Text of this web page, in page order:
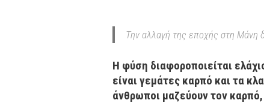
Την αλλαγή της εποχής στη Μάνη
Η φύση διαφοροποιείται
είναι γεμάτες καρπό και τα
άνθρωποι μαζεύουν τον